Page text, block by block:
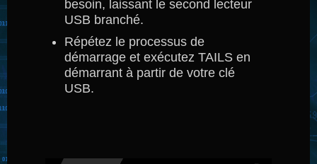
besoin, laissant le second lecteur
USB branché.
Répétez le processus de
démarrage et exécutez TAILS en
démarrant à partir de votre clé
USB.